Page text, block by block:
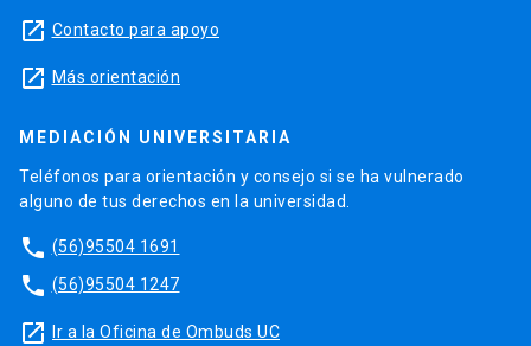
launch Contacto para apoyo
launch Más orientación
MEDIACIÓN UNIVERSITARIA
Teléfonos para orientación y consejo si se ha vulnerado
alguno de tus derechos en la universidad.
phone (56)95504 1691
phone (56)95504 1247
launch Ir a la Oficina de Ombuds UC